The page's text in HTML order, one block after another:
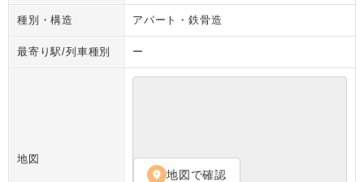
種別・構造 アパート ・鉄骨造
最寄り駅/列車種別 ー
地図
location_on 地図で確認